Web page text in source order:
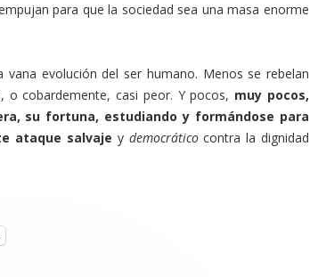
para que la sociedad sea una masa enorme
evolución del ser humano. Menos se rebelan
cobardemente, casi peor. Y pocos, muy pocos,
su fortuna, estudiando y formándose para
ataque salvaje y democráticocontra la dignidad